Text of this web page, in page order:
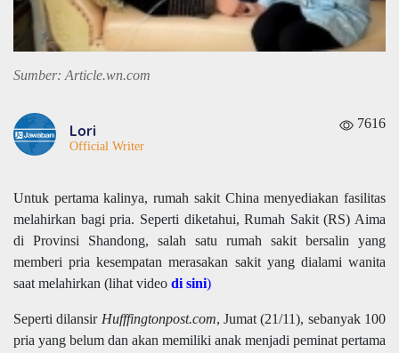
Sumber: Article.wn.com
Lori
Official Writer
7616
Untuk pertama kalinya, rumah sakit China menyediakan fasilitas
melahirkan bagi pria. Seperti diketahui, Rumah Sakit (RS) Aima
di Provinsi Shandong, salah satu rumah sakit bersalin yang
memberi pria kesempatan merasakan sakit yang dialami wanita
saat melahirkan (lihat video di sini)
Seperti dilansir Hufffingtonpost.com, Jumat (21/11), sebanyak 100
pria yang belum dan akan memiliki anak menjadi peminat pertama